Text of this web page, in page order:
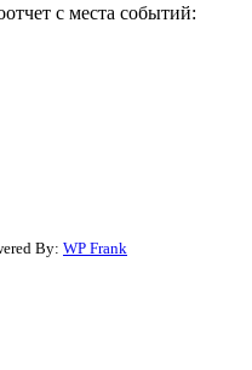
с места событий:
By: WP Frank